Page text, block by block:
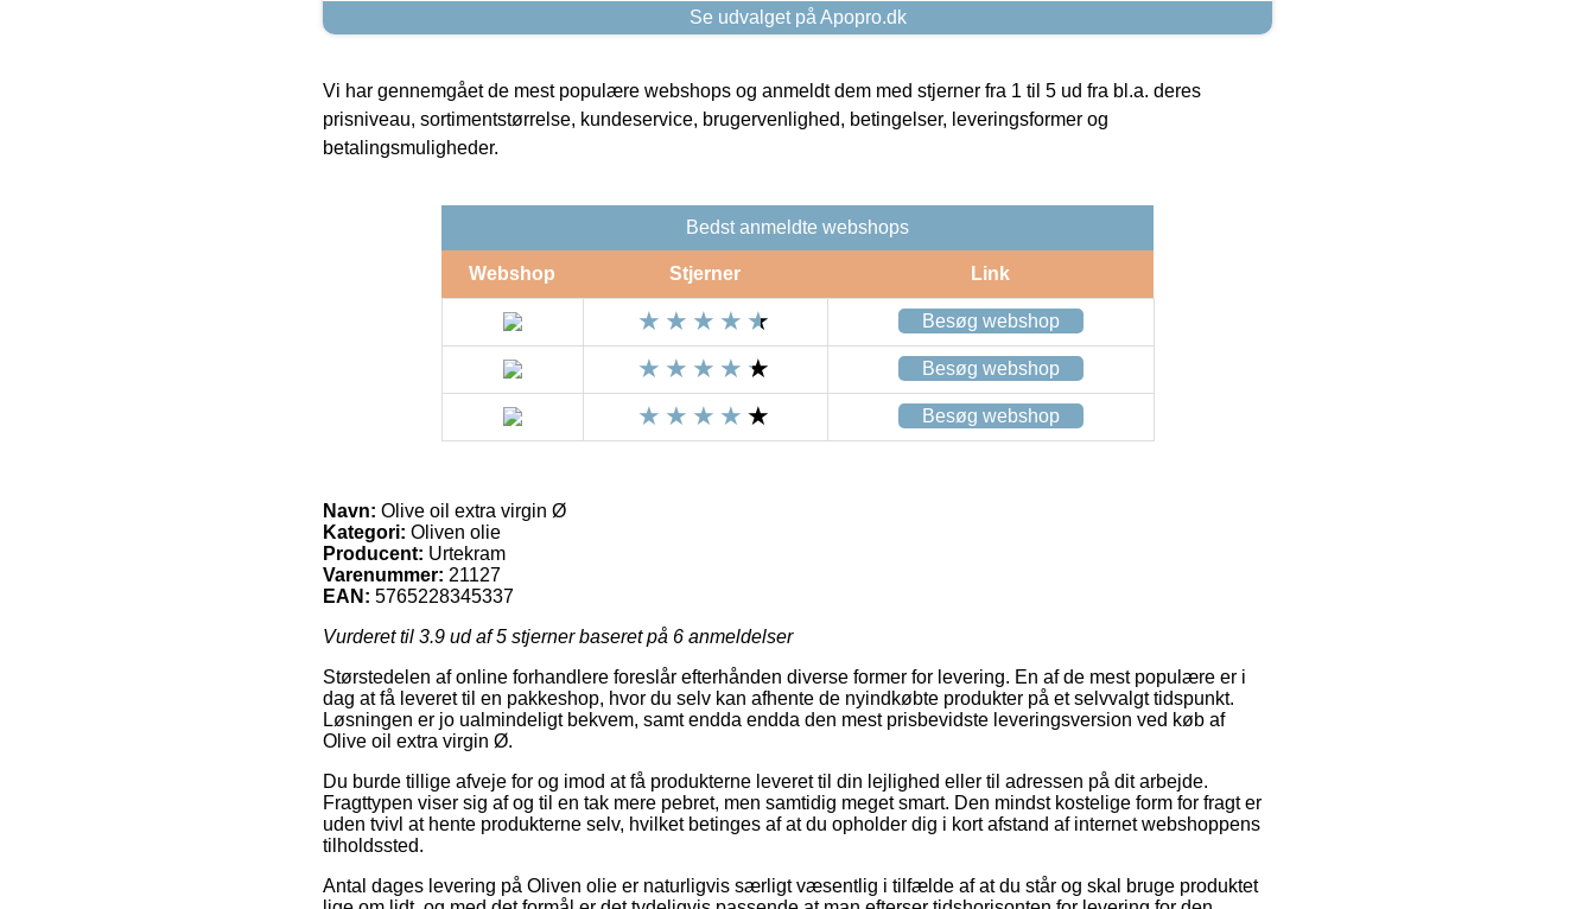
Se udvalget på Apopro.dk
Vi har gennemgået de mest populære webshops og anmeldt dem med stjerner fra 1 til 5 ud fra bl.a. deres
prisniveau, sortimentstørrelse, kundeservice, brugervenlighed, betingelser, leveringsformer og
betalingsmuligheder.
Bedst anmeldte webshops
Webshop Stjerner Link
Besøg webshop
Besøg webshop
Besøg webshop
Navn: Olive oil extra virgin Ø
Kategori: Oliven olie
Producent: Urtekram
Varenummer: 21127
EAN: 5765228345337
Vurderet til 3.9 ud af 5 stjerner baseret på 6 anmeldelser
Størstedelen af online forhandlere foreslår efterhånden diverse former for levering. En af de mest populære er i
dag at få leveret til en pakkeshop, hvor du selv kan afhente de nyindkøbte produkter på et selvvalgt tidspunkt.
Løsningen er jo ualmindeligt bekvem, samt endda endda den mest prisbevidste leveringsversion ved køb af
Olive oil extra virgin Ø.
Du burde tillige afveje for og imod at få produkterne leveret til din lejlighed eller til adressen på dit arbejde.
Fragttypen viser sig af og til en tak mere pebret, men samtidig meget smart. Den mindst kostelige form for fragt er
uden tvivl at hente produkterne selv, hvilket betinges af at du opholder dig i kort afstand af internet webshoppens
tilholdssted.
Antal dages levering på Oliven olie er naturligvis særligt væsentlig i tilfælde af at du står og skal bruge produktet